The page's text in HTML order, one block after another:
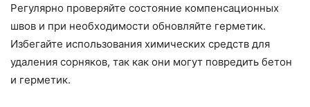
Регулярно проверяйте состояние компенсационных
швов и при необходимости обновляйте герметик.
Избегайте использования химических средств для
удаления сорняков, так как они могут повредить бетон
и герметик.